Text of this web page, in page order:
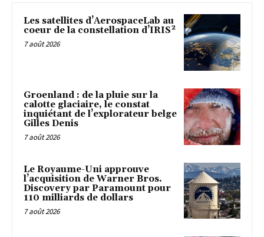
Les satellites d’AerospaceLab au
coeur de la constellation d’IRIS²
7 août 2026
Groenland : de la pluie sur la
calotte glaciaire, le constat
inquiétant de l’explorateur belge
Gilles Denis
7 août 2026
Le Royaume-Uni approuve
l’acquisition de Warner Bros.
Discovery par Paramount pour
110 milliards de dollars
7 août 2026